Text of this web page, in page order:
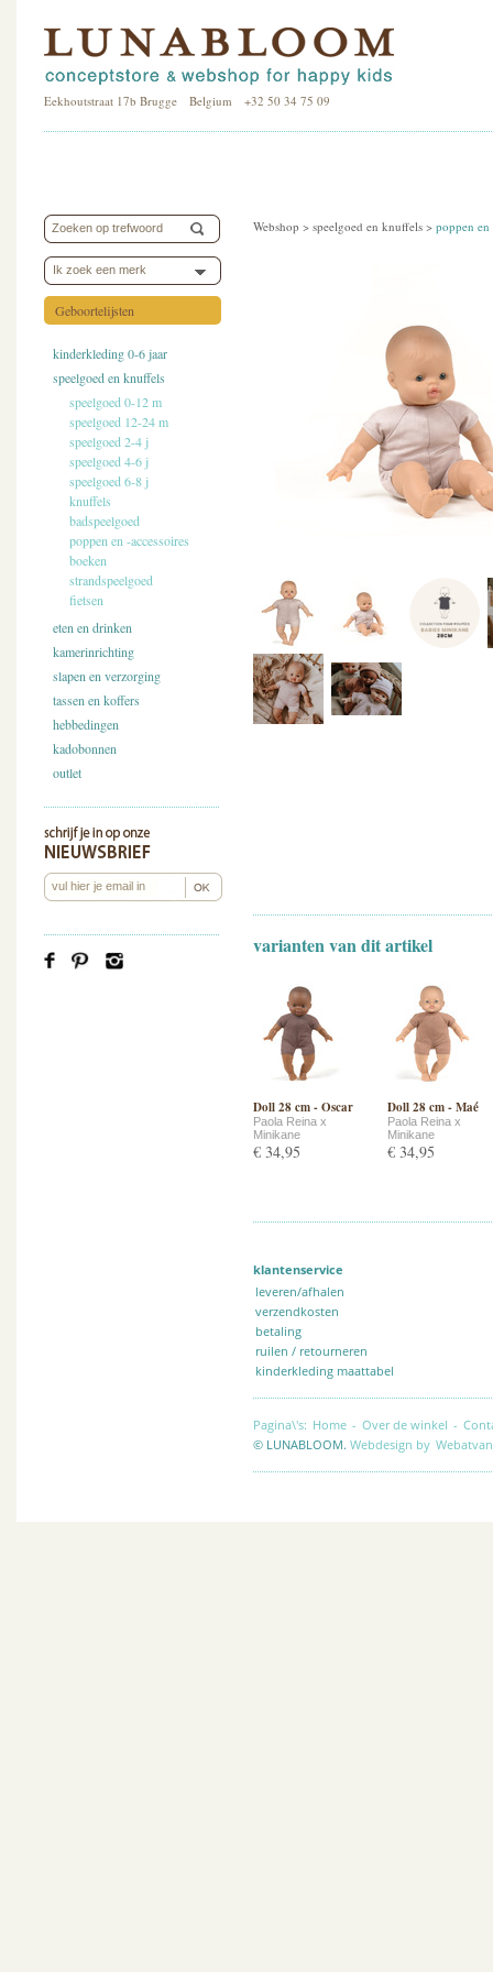
Eekhoutstraat 17b Brugge Belgium +32 50 34 75 09
Ik zoek een merk
Geboortelijsten
kinderkleding 0-6 jaar
speelgoed en knuffels
speelgoed 0-12 m
speelgoed 12-24 m
speelgoed 2-4 j
speelgoed 4-6 j
speelgoed 6-8 j
knuffels
badspeelgoed
poppen en -accessoires
boeken
strandspeelgoed
fietsen
eten en drinken
kamerinrichting
slapen en verzorging
tassen en koffers
hebbedingen
kadobonnen
outlet
Webshop > speelgoed en knuffels > poppen en
varianten van dit artikel
Doll 28 cm - Oscar
Paola Reina x
Minikane
€ 34,95
Doll 28 cm - Maé
Paola Reina x
Minikane
€ 34,95
klantenservice
leveren/afhalen
verzendkosten
betaling
ruilen / retourneren
kinderkleding maattabel
Pagina\'s: Home - Over de winkel -
© LUNABLOOM. Webdesign by